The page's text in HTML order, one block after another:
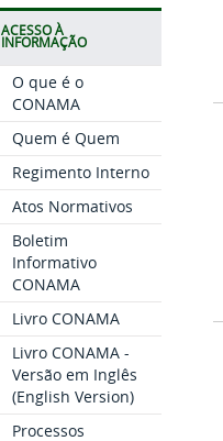
ACESSO À
INFORMAÇÃO
O que é o
CONAMA
Quem é Quem
Regimento Interno
Atos Normativos
Boletim
Informativo
CONAMA
Livro CONAMA
Livro CONAMA -
Versão em Inglês
(English Version)
Processos